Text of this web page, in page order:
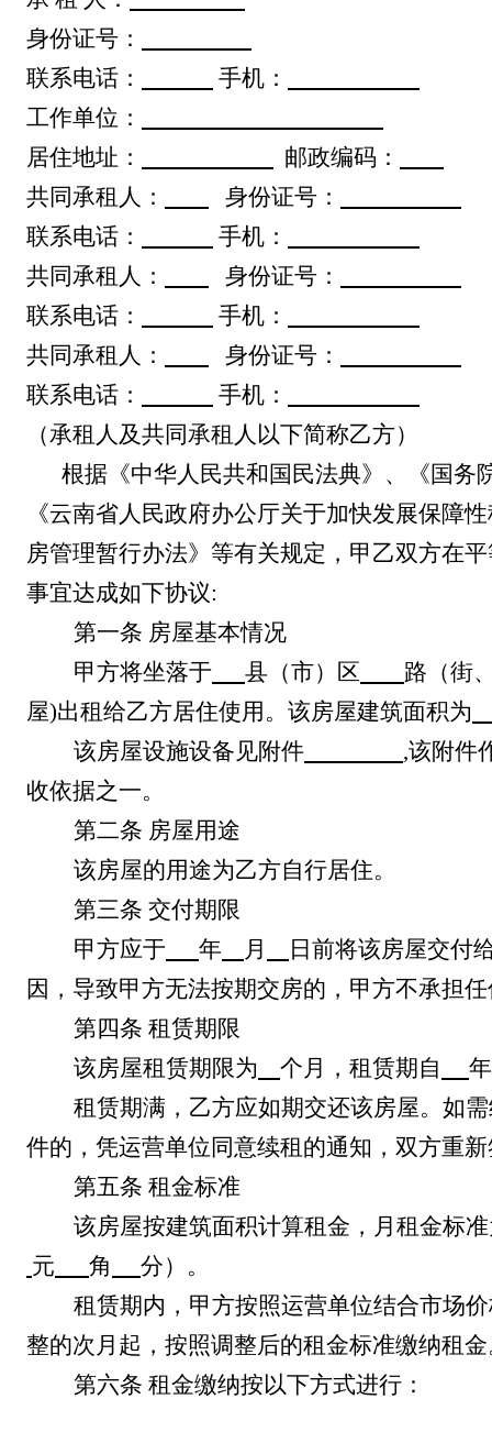
身份证号：
联系电话：
手机：
工作单位：
居住地址：
邮政编码：
共同承租人：
身份证号：
联系电话：
手机：
共同承租人：
身份证号：
联系电话：
手机：
共同承租人：
身份证号：
联系电话：
手机：
（承租人及共同承租人以下简称乙方）
根据《中华人民共和国民法典》、《国务
《云南省人民政府办公厅关于加快发展保障
房管理暂行办法》 等有关规定，甲乙双方在
事宜达成如下协议:
第一条 房屋基本情况
甲方将坐落于
县（市）区
路（街
屋)出租给乙方居住使用。该房屋建筑面积为
该房屋设施设备见附件
,该附件
收依据之一。
第二条 房屋用途
该房屋的用途为乙方自行居住。
第三条 交付期限
甲方应于
年 月
日前将该房屋交付
因，导致甲方无法按期交房的，甲方不承担
第四条 租赁期限
该房屋租赁期限为
个月，租赁期自
年
租赁期满，乙方应如期交还该房屋。如
件的，凭运营单位 同意续租的通知，双方重
第五条 租金标准
该房屋按建筑面积计算租金，月租金标
元
角
分）。
租赁期内，甲方按照运营单位结合市场
整的次月起，按照调整后的租金标准缴纳租
第六条 租金缴纳按以下方式进行：